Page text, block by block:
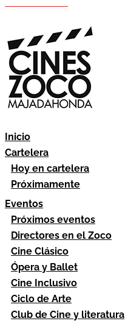
Inicio
Cartelera
Hoy en cartelera
Próximamente
Eventos
Próximos eventos
Directores en el Zoco
Cine Clásico
Ópera y Ballet
Cine Inclusivo
Ciclo de Arte
Club de Cine y literatura